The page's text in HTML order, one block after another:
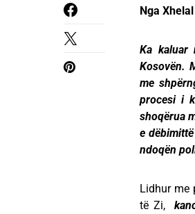
Nga
Ka kaluar
Kosovën.
me
procesi i
shoqërua
e
ndoqën
Lidhur me
të Zi,